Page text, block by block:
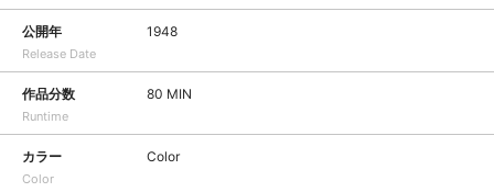
公開年
Release Date
1948
作品分数
Runtime
80 MIN
カラー
Color
Color